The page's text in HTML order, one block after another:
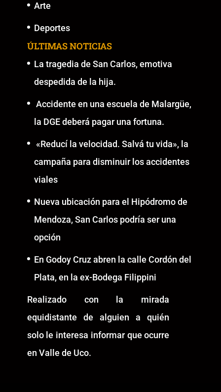
Arte
Deportes
ÚLTIMAS NOTICIAS
La tragedia de San Carlos, emotiva
despedida de la hija.
Accidente en una escuela de Malargüe,
la DGE deberá pagar una fortuna.
«Reducí la velocidad. Salvá tu vida», la
campaña para disminuir los accidentes
viales
Nueva ubicación para el Hipódromo de
Mendoza, San Carlos podría ser una
opción
En Godoy Cruz abren la calle Cordón del
Plata, en la ex-Bodega Filippini
Realizado con la mirada
equidistante de alguien a quién
solo le interesa informar que ocurre
en Valle de Uco.